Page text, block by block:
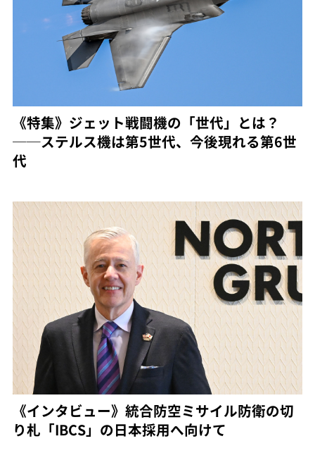
《特集》ジェット戦闘機の「世代」とは？
──ステルス機は第5世代、今後現れる第6世
代
《インタビュー》統合防空ミサイル防衛の切
り札「IBCS」の日本採用へ向けて